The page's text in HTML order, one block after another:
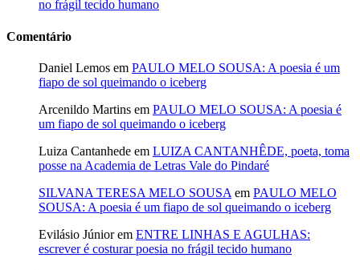
no frágil tecido humano
Comentário
Daniel Lemos em PAULO MELO SOUSA: A poesia é um
fiapo de sol queimando o iceberg
Arcenildo Martins em PAULO MELO SOUSA: A poesia é
um fiapo de sol queimando o iceberg
Luiza Cantanhede em LUIZA CANTANHÊDE, poeta, toma
posse na Academia de Letras Vale do Pindaré
SILVANA TERESA MELO SOUSA em PAULO MELO
SOUSA: A poesia é um fiapo de sol queimando o iceberg
Evilásio Júniorem ENTRE LINHAS E AGULHAS:
escrever é costurar poesia no frágil tecido humano